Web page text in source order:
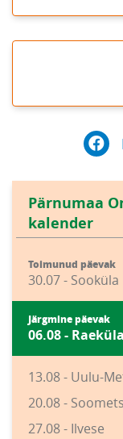
Pärnumaa
kalender
Toimunud päevak
30.07 - Sooküla
Järgmine päevak
06.08 -
13.08 - Uulu-
20.08 -
27.08 - Ilvese